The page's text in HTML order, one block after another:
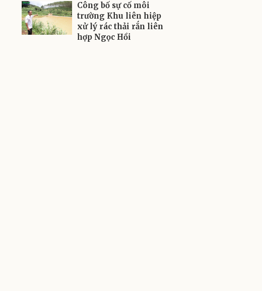
Công bố sự cố môi
trường Khu liên hiệp
xử lý rác thải rắn liên
hợp Ngọc Hồi